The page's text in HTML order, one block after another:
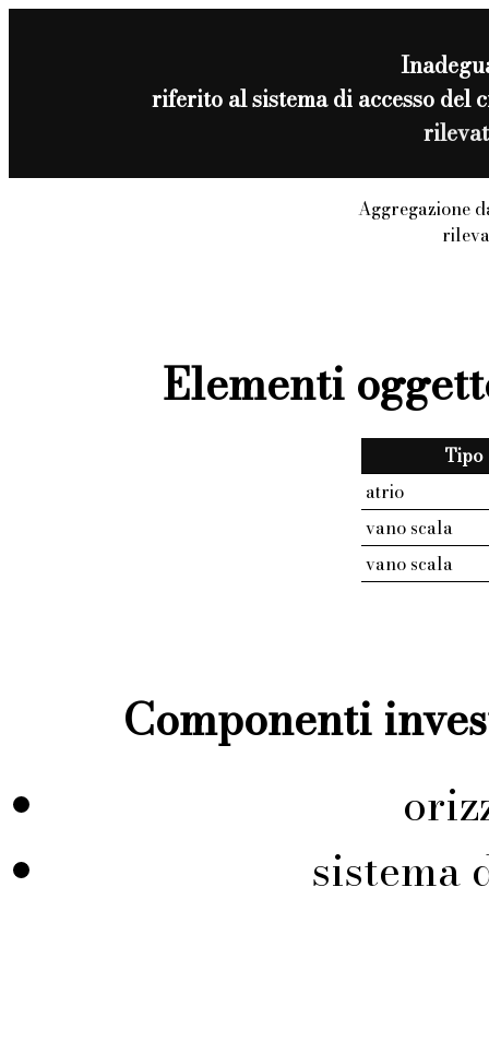
riferito al sistema di accesso del
Aggregazione
Elementi
Tipo
atrio
vano scala
vano scala
Componenti
sistema